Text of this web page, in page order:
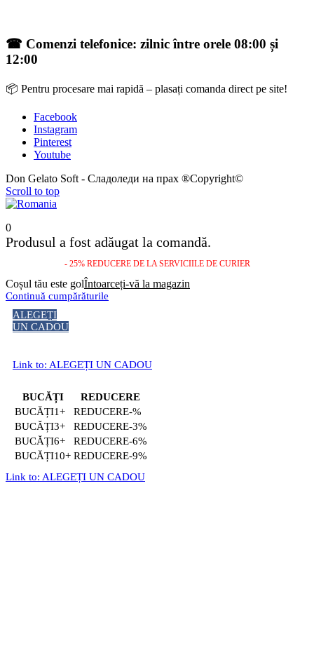
☎ Comenzi telefonice: zilnic între orele 08:00 și
12:00
📦 Pentru procesare mai rapidă – plasați comanda direct pe site!
Facebook
Instagram
Pinterest
Youtube
Don Gelato Soft - Сладоледи на прах ®Copyright©
Scroll to top
0
Produsul a fost adăugat la comandă.
- 25% REDUCERE DE LA SERVICIILE DE CURIER
Coșul tău este golÎntoarceți-vă la magazin
Continuă cumpărăturile
ALEGEȚI
UN CADOU
Link to: ALEGEȚI UN CADOU
BUCĂȚI
REDUCERE
1+
-%
3+
-3%
6+
-6%
10+
-9%
Link to: ALEGEȚI UN CADOU